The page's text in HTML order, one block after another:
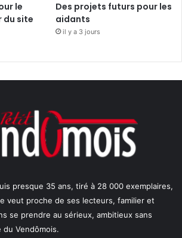
le
du site
Des projets futurs pour les
aidants
il y a 3 jours
presque 35 ans, tiré à 28 000 exemplaires,
veut proche de ses lecteurs, familier et
se prendre au sérieux, ambitieux sans
du Vendômois.